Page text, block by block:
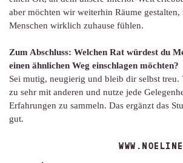
aber möchten wir weiterhin Räume gestalten,
Menschen wirklich zuhause fühlen.
Zum Abschluss: Welchen Rat würdest du
einen ähnlichen Weg einschlagen möchten?
Sei mutig, neugierig und bleib dir selbst
zu sehr mit anderen und nutze jede
Erfahrungen zu sammeln. Das ergänzt das
gut.